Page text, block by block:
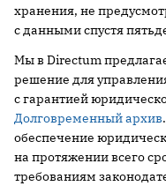
хранения, не
с данными спустя
Мы в Directum
решение для
c гарантией
Долговременный архив
обеспечение
на протяжении всего
требованиям